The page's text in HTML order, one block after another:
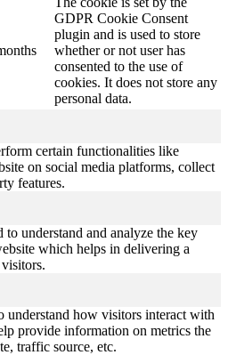
GDPR Cookie Consent
plugin and is used to store
whether or not user has
consented to the use of
cookies. It does not store any
personal data.
certain functionalities like
on social media platforms, collect
features.
to understand and analyze the key
which helps in delivering a
understand how visitors interact with
provide information on metrics the
traffic source, etc.